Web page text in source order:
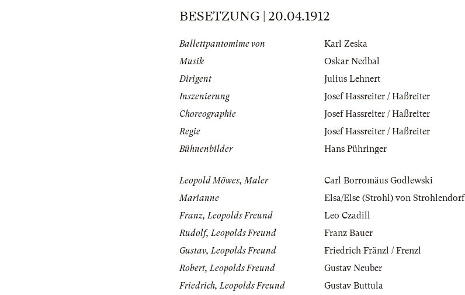
BESETZUNG | 20.04.1912
Ballettpantomime von
Karl Zeska
Musik
Oskar Nedbal
Dirigent
Julius Lehnert
Inszenierung
Josef Hassreiter / Haßreiter
Choreographie
Josef Hassreiter / Haßreiter
Regie
Josef Hassreiter / Haßreiter
Bühnenbilder
Hans Pühringer
Leopold Möwes, Maler
Carl Borromäus Godlewski
Marianne
Elsa/Else (Strohl) von Strohlendorf
Franz, Leopolds Freund
Leo Czadill
Rudolf, Leopolds Freund
Franz Bauer
Gustav, Leopolds Freund
Friedrich Fränzl / Frenzl
Robert, Leopolds Freund
Gustav Neuber
Friedrich, Leopolds Freund
Gustav Buttula